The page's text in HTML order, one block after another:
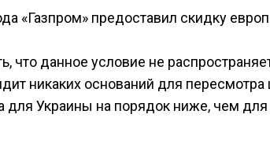
«Газпром» предоставил скидку
что данное условие не
никаких оснований для
для Украины на порядок ниже, чем